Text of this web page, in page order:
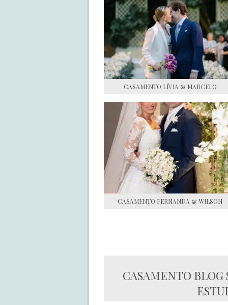
CASAMENTO LÍVIA & MARCELO
CASAMENTO FERNANDA & WILSON
CASAMENTO BLOG